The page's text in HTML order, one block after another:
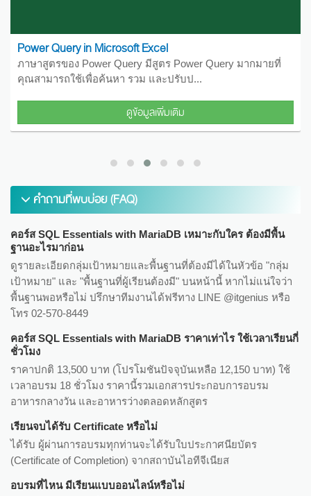
Elasticsearch and Kibana with .NET
ElasticSearch คือเครื่องมือค้นหาและวิเคราะห์ข้อมูลแบบ
กระจาย ที่มีพื้นฐานมาจาก Apache Lu...
ดูข้อมูลเพิ่มเติม
คำถามที่พบบ่อย (FAQ)
คอร์ส SQL Essentials with MariaDB เหมาะกับใคร ต้องมีพื้น
ฐานอะไรมาก่อน
ดูรายละเอียดกลุ่มเป้าหมายและพื้นฐานที่ต้องมีได้ในหัวข้อ "กลุ่ม
เป้าหมาย" และ "พื้นฐานที่ผู้เรียนต้องมี" บนหน้านี้ หากไม่แน่ใจว่า
พื้นฐานพอหรือไม่ ปรึกษาทีมงานได้ฟรีทาง LINE @itgenius หรือ
โทร 02-570-8449
คอร์ส SQL Essentials with MariaDB ราคาเท่าไร ใช้เวลาเรียนกี่
ชั่วโมง
ราคาปกติ 13,500 บาท (โปรโมชันปัจจุบันเหลือ 12,150 บาท) ใช้
เวลาอบรม 18 ชั่วโมง ราคานี้รวมเอกสารประกอบการอบรม
อาหารกลางวัน และอาหารว่างตลอดหลักสูตร
เรียนจบได้รับ Certificate หรือไม่
ได้รับ ผู้ผ่านการอบรมทุกท่านจะได้รับใบประกาศนียบัตร
(Certificate of Completion) จากสถาบันไอทีจีเนียส
อบรมที่ไหน มีเรียนแบบออนไลน์หรือไม่